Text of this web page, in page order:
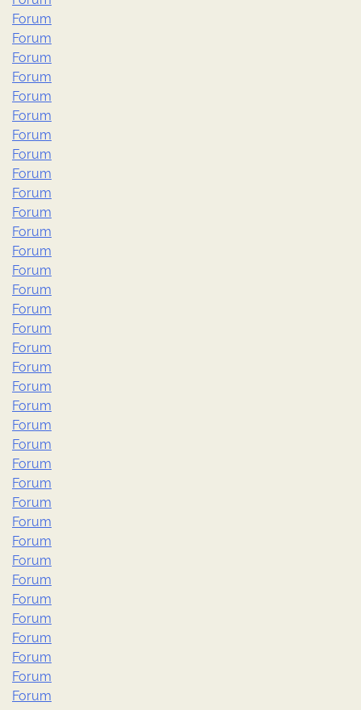
Forum
Forum
Forum
Forum
Forum
Forum
Forum
Forum
Forum
Forum
Forum
Forum
Forum
Forum
Forum
Forum
Forum
Forum
Forum
Forum
Forum
Forum
Forum
Forum
Forum
Forum
Forum
Forum
Forum
Forum
Forum
Forum
Forum
Forum
Forum
Forum